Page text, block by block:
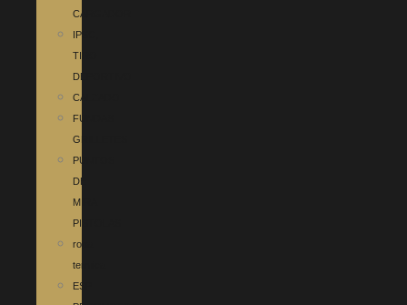
CARGADOR
IPSC,
TIRO
DEPORTIVO
CALZADO
FUNDAS
GRILLETES
PUNTOS
DE
MIRA
PISTOLAS
ropa
termica
ESP